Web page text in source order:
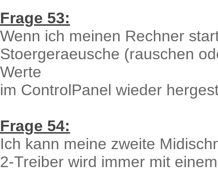
Frage 53:
Wenn ich meinen Rechner
Stoergeraeusche (rauschen
Werte
im ControlPanel wieder
Frage 54:
Ich kann meine zweite
2-Treiber wird immer mit